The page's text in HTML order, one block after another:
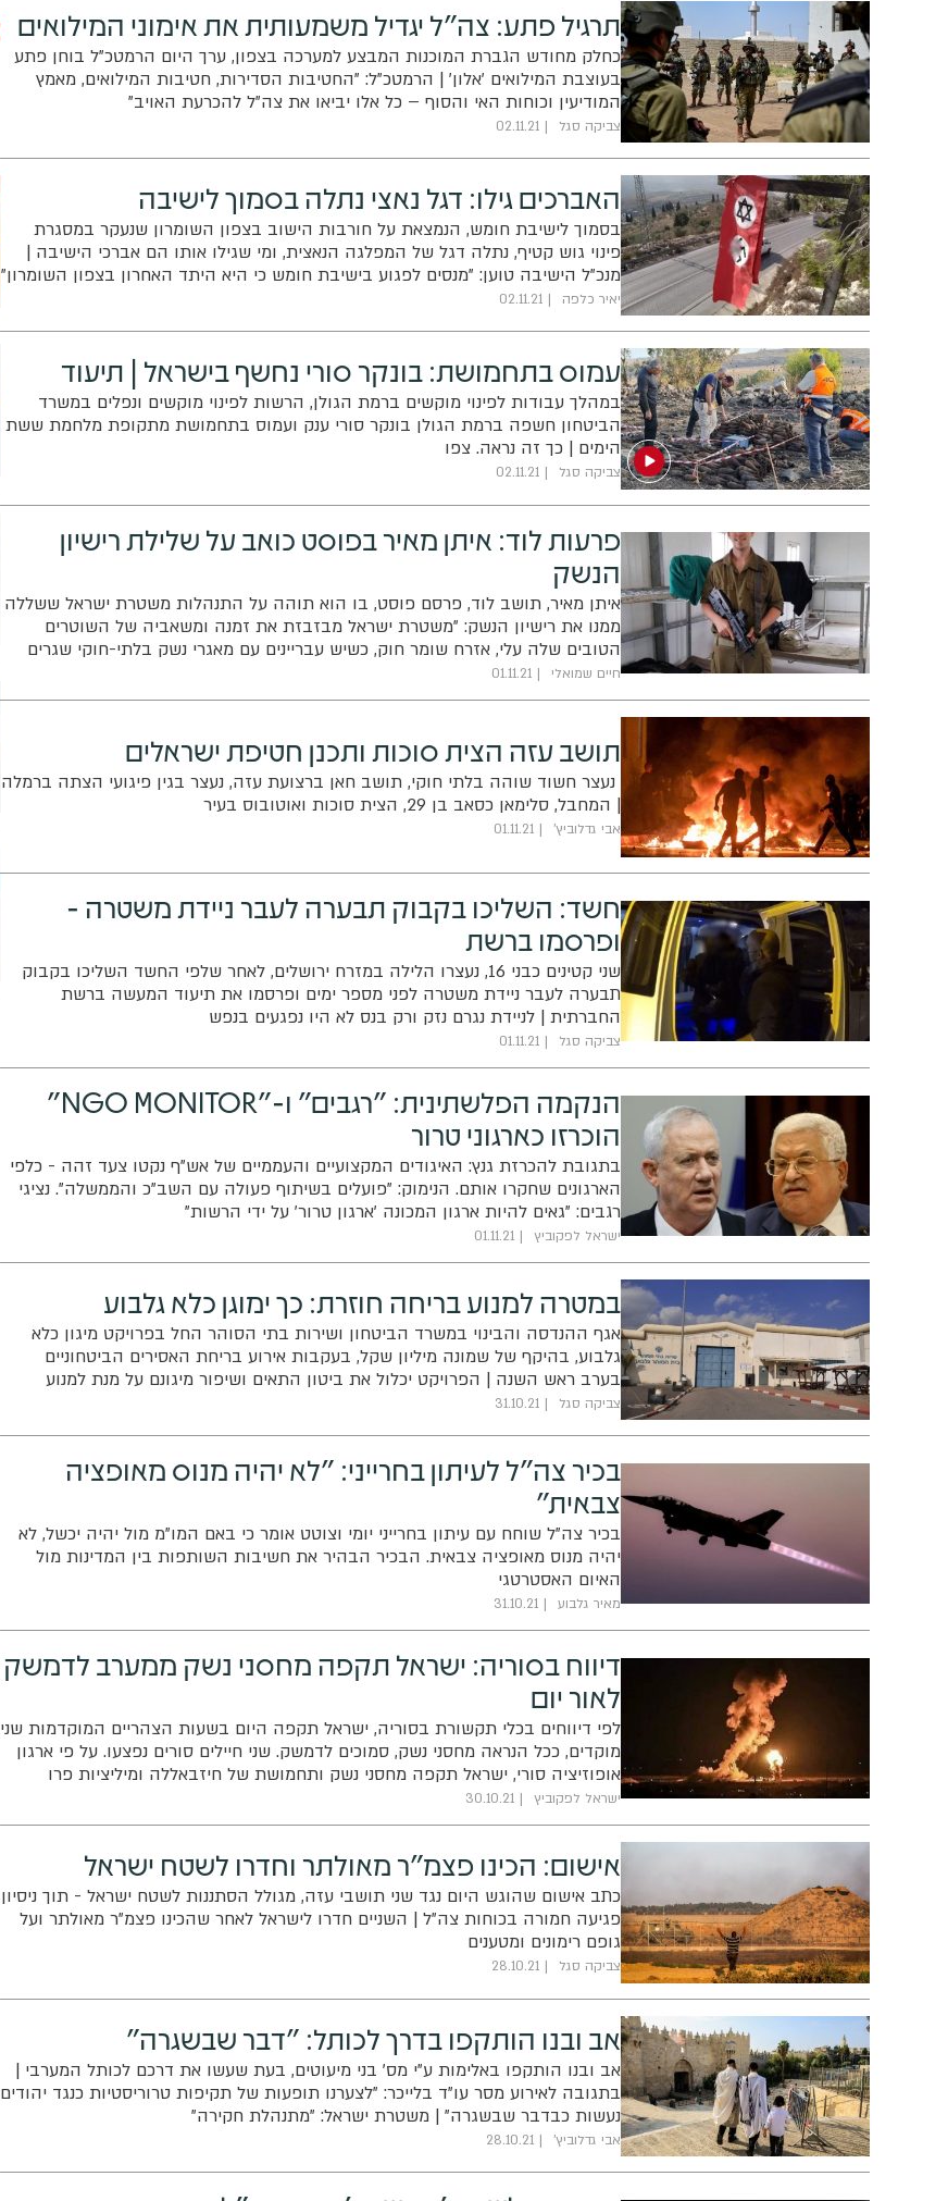
תרגיל פתע: צה"ל יגדיל משמעותית את אימוני המילואים
כחלק מחודש הגברת המוכנות המבצע למערכה בצפון, ערך היום הרמטכ"ל בוחן פתע
בעוצבת המילואים 'אלון' | הרמטכ"ל: "החטיבות הסדירות, חטיבות המילואים, מאמץ
המודיעין וכוחות האי והסוף – כל אלו יביאו את צה"ל להכרעת האויב"
צביקה סגל 02.11.21
האברכים גילו: דגל נאצי נתלה בסמוך לישיבה
בסמוך לישיבת חומש, הנמצאת על חורבות הישוב בצפון השומרון שנעקר במסגרת
פינוי גוש קטיף, נתלה דגל של המפלגה הנאצית, ומי שגילו אותו הם אברכי הישיבה |
מנכ"ל הישיבה טוען: "מנסים לפגוע בישיבת חומש כי היא היתד האחרון בצפון השומרון"
יאיר כלפה 02.11.21
עמוס בתחמושת: בונקר סורי נחשף בישראל | תיעוד
במהלך עבודות לפינוי מוקשים ברמת הגולן, הרשות לפינוי מוקשים ונפלים במשרד
הביטחון חשפה ברמת הגולן בונקר סורי ענק ועמוס בתחמושת מתקופת מלחמת ששת
הימים | כך זה נראה. צפו
צביקה סגל 02.11.21
פרעות לוד: איתן מאיר בפוסט כואב על שלילת רישיון
הנשק
איתן מאיר, תושב לוד, פרסם פוסט, בו הוא תוהה על התנהלות משטרת ישראל ששללה
ממנו את רישיון הנשק: "משטרת ישראל מבזבזת את זמנה ומשאביה של השוטרים
הטובים שלה עלי, אזרח שומר חוק, כשיש עבריינים עם מאגרי נשק בלתי-חוקי שגרים
מאות מטרים ממני"
חיים שמואלי 01.11.21
תושב עזה הצית סוכות ותכנן חטיפת ישראלים
נעצר חשוד שוהה בלתי חוקי, תושב חאן ברצועת עזה, נעצר בגין פיגועי הצתה ברמלה
| המחבל, סלימאן כסאב בן 29, הצית סוכות ואוטובוס בעיר
אבי גדלוביץ' 01.11.21
חשד: השליכו בקבוק תבערה לעבר ניידת משטרה -
ופרסמו ברשת
שני קטינים כבני 16, נעצרו הלילה במזרח ירושלים, לאחר שלפי החשד השליכו בקבוק
תבערה לעבר ניידת משטרה לפני מספר ימים ופרסמו את תיעוד המעשה ברשת
החברתית | לניידת נגרם נזק ורק בנס לא היו נפגעים בנפש
צביקה סגל 01.11.21
הנקמה הפלשתינית: "רגבים" ו-"NGO MONITOR"
הוכרזו כארגוני טרור
בתגובת להכרזת גנץ: האיגודים המקצועיים והעממיים של אש"ף נקטו צעד זהה - כלפי
הארגונים שחקרו אותם. הנימוק: "פועלים בשיתוף פעולה עם השב"כ והממשלה". נציגי
רגבים: "גאים להיות ארגון המכונה 'ארגון טרור' על ידי הרשות"
ישראל לפקוביץ 01.11.21
במטרה למנוע בריחה חוזרת: כך ימוגן כלא גלבוע
אגף ההנדסה והבינוי במשרד הביטחון ושירות בתי הסוהר החל בפרויקט מיגון כלא
גלבוע, בהיקף של שמונה מיליון שקל, בעקבות אירוע בריחת האסירים הביטחוניים
בערב ראש השנה | הפרויקט יכלול את ביטון התאים ושיפור מיגונם על מנת למנוע
בריחה בעתיד
צביקה סגל 31.10.21
בכיר צה"ל לעיתון בחרייני: "לא יהיה מנוס מאופציה
צבאית"
בכיר צה"ל שוחח עם עיתון בחרייני יומי וצוטט אומר כי באם המו"מ מול יהיה יכשל, לא
יהיה מנוס מאופציה צבאית. הבכיר הבהיר את חשיבות השותפות בין המדינות מול
האיום האסטרטגי
מאיר גלבוע 31.10.21
דיווח בסוריה: ישראל תקפה מחסני נשק ממערב לדמשק
לאור יום
לפי דיווחים בכלי תקשורת בסוריה, ישראל תקפה היום בשעות הצהריים המוקדמות שני
מוקדים, ככל הנראה מחסני נשק, סמוכים לדמשק. שני חיילים סורים נפצעו. על פי ארגון
אופוזיציה סורי, ישראל תקפה מחסני נשק ותחמושת של חיזבאללה ומיליציות פרו
איראניות ממערב לדמשק
ישראל לפקוביץ 30.10.21
אישום: הכינו פצמ"ר מאולתר וחדרו לשטח ישראל
כתב אישום שהוגש היום נגד שני תושבי עזה, מגולל הסתננות לשטח ישראל - תוך ניסיון
פגיעה חמורה בכוחות צה"ל | השניים חדרו לישראל לאחר שהכינו פצמ"ר מאולתר ועל
גופם רימונים ומטענים
צביקה סגל 28.10.21
אב ובנו הותקפו בדרך לכותל: "דבר שבשגרה"
אב ובנו הותקפו באלימות ע"י מס' בני מיעוטים, בעת שעשו את דרכם לכותל המערבי |
בתגובה לאירוע מסר עו"ד בלייכר: "לצערנו תופעות של תקיפות טרוריסטיות כנגד יהודים
נעשות כבדבר שבשגרה" | משטרת ישראל: "מתנהלת חקירה"
אבי גדלוביץ' 28.10.21